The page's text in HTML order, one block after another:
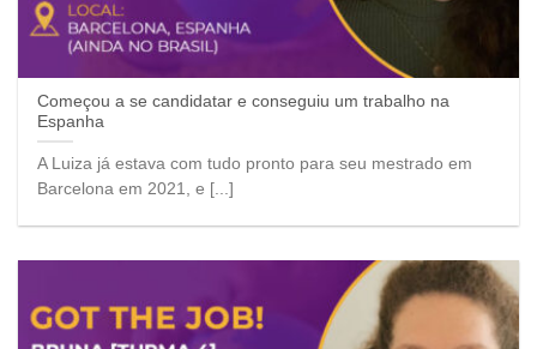
Começou a se candidatar e conseguiu um trabalho na
Espanha
A Luiza já estava com tudo pronto para seu mestrado em
Barcelona em 2021, e [...]